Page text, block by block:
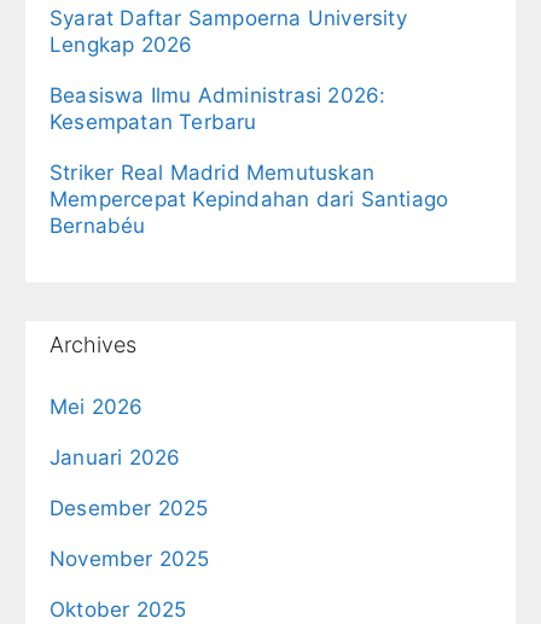
Syarat Daftar Sampoerna University
Lengkap 2026
Beasiswa Ilmu Administrasi 2026:
Kesempatan Terbaru
Striker Real Madrid Memutuskan
Mempercepat Kepindahan dari Santiago
Bernabéu
Archives
Mei 2026
Januari 2026
Desember 2025
November 2025
Oktober 2025